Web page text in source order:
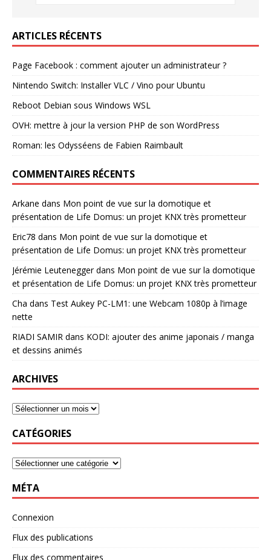
ARTICLES RÉCENTS
Page Facebook : comment ajouter un administrateur ?
Nintendo Switch: Installer VLC / Vino pour Ubuntu
Reboot Debian sous Windows WSL
OVH: mettre à jour la version PHP de son WordPress
Roman: les Odysséens de Fabien Raimbault
COMMENTAIRES RÉCENTS
Arkane dans Mon point de vue sur la domotique et
présentation de Life Domus: un projet KNX très prometteur
Eric78 dans Mon point de vue sur la domotique et
présentation de Life Domus: un projet KNX très prometteur
Jérémie Leuteneggerdans Mon point de vue sur la domotique
et présentation de Life Domus: un projet KNX très prometteur
Cha dans Test Aukey PC-LM1: une Webcam 1080p à l’image
nette
RIADI SAMIR dans KODI: ajouter des anime japonais / manga
et dessins animés
ARCHIVES
CATÉGORIES
MÉTA
Connexion
Flux des publications
Flux des commentaires